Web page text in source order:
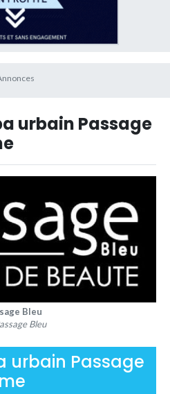
urbain Passage
Bleu
Bleu
urbain Passage